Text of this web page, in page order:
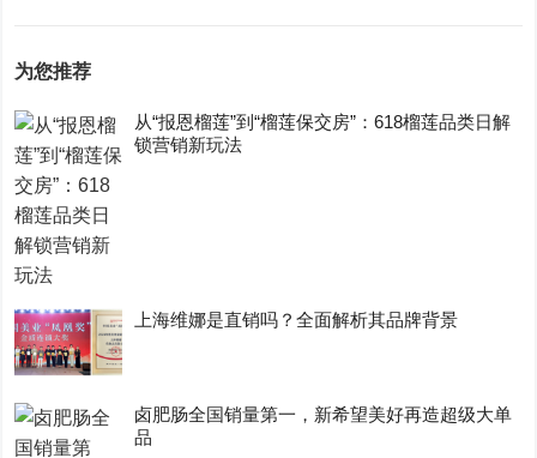
为您推荐
从“报恩榴莲”到“榴莲保交房”：618榴莲品类日解
锁营销新玩法
上海维娜是直销吗？全面解析其品牌背景
卤肥肠全国销量第一，新希望美好再造超级大单
品